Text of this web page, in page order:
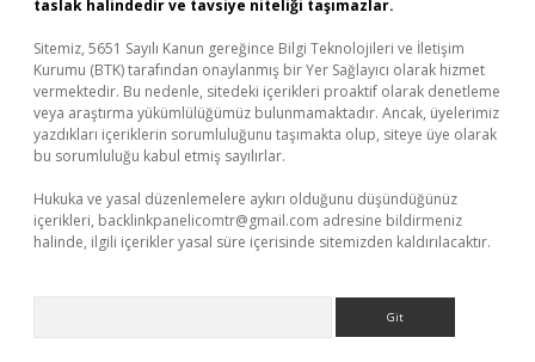
taslak halindedir ve tavsiye niteliği taşımazlar.
Sitemiz, 5651 Sayılı Kanun gereğince Bilgi Teknolojileri ve İletişim
Kurumu (BTK) tarafından onaylanmış bir Yer Sağlayıcı olarak hizmet
vermektedir. Bu nedenle, sitedeki içerikleri proaktif olarak denetleme
veya araştırma yükümlülüğümüz bulunmamaktadır. Ancak, üyelerimiz
yazdıkları içeriklerin sorumluluğunu taşımakta olup, siteye üye olarak
bu sorumluluğu kabul etmiş sayılırlar.
Hukuka ve yasal düzenlemelere aykırı olduğunu düşündüğünüz
içerikleri, backlinkpanelicomtr@gmail.com adresine bildirmeniz
halinde, ilgili içerikler yasal süre içerisinde sitemizden kaldırılacaktır.